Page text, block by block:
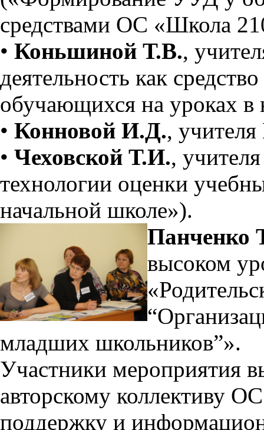
средствами ОС «Школа
• Коньшиной Т.В.,
деятельность как
обучающихся на уроках в
• Конновой И.Д.,
• Чеховской Т.И.,
технологии оценки
начальной школе»).
Панченко
высоком
младших школьников”».
Участники мероприятия
авторскому коллективу
поддержку и